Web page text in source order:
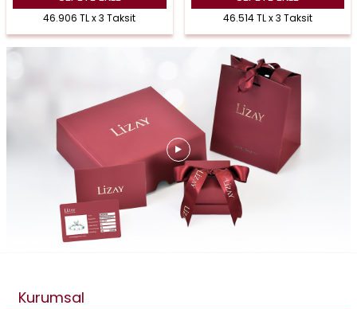
46.906 TL x 3 Taksit 46.514 TL x 3 Taksit
Kurumsal